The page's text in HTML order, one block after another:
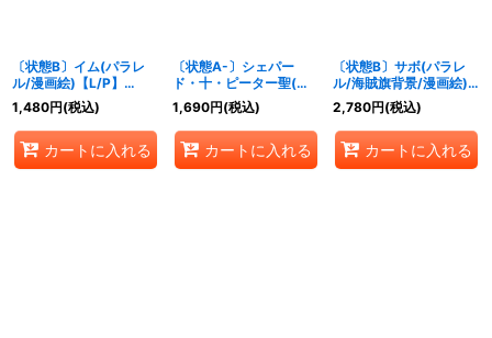
〔状態B〕イム(パラレ
ル/漫画絵)【L/P】
{OP13-079}
1,480円(税込)
カートに入れる
〔状態A-〕シェパー
ド・十・ピーター聖(パ
ラレル/白文
字/illust:Gege
Akutami)【R/P】
{OP13-084}
1,690円(税込)
カートに入れる
〔状態B〕サボ(パラレ
ル/海賊旗背景/漫画絵)
【SEC/P】{OP13-120}
2,780円(税込)
カートに入れる